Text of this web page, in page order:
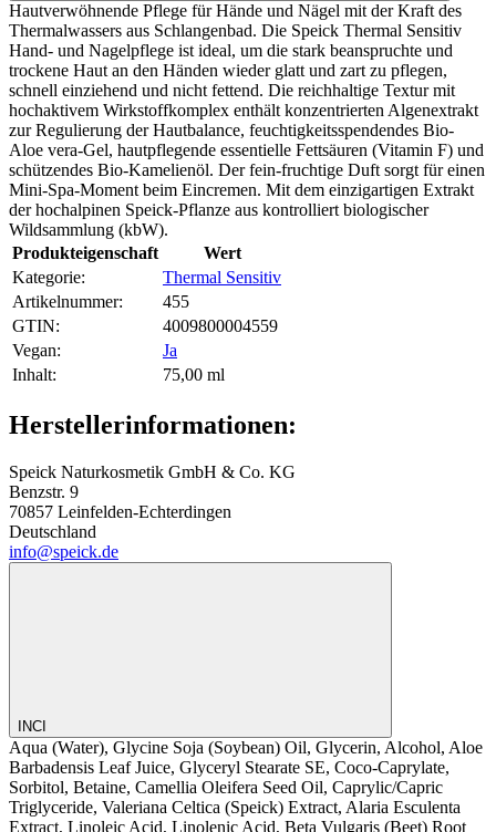
Hautverwöhnende Pflege für Hände und Nägel mit der Kraft des
Thermalwassers aus Schlangenbad. Die Speick Thermal Sensitiv
Hand- und Nagelpflege ist ideal, um die stark beanspruchte und
trockene Haut an den Händen wieder glatt und zart zu pflegen,
schnell einziehend und nicht fettend. Die reichhaltige Textur mit
hochaktivem Wirkstoffkomplex enthält konzentrierten Algenextrakt
zur Regulierung der Hautbalance, feuchtigkeitsspendendes Bio-
Aloe vera-Gel, hautpflegende essentielle Fettsäuren (Vitamin F) und
schützendes Bio-Kamelienöl. Der fein-fruchtige Duft sorgt für einen
Mini-Spa-Moment beim Eincremen. Mit dem einzigartigen Extrakt
der hochalpinen Speick-Pflanze aus kontrolliert biologischer
Wildsammlung (kbW).
Produkteigenschaft
Wert
Kategorie:
Thermal Sensitiv
Artikelnummer:
455
GTIN:
4009800004559
Vegan‍:
Ja
Inhalt‍:
75,00 ml
Herstellerinformationen:
Speick Naturkosmetik GmbH & Co. KG
Benzstr. 9
70857 Leinfelden-Echterdingen
Deutschland
info@speick.de
INCI
Aqua (Water), Glycine Soja (Soybean) Oil, Glycerin, Alcohol, Aloe
Barbadensis Leaf Juice, Glyceryl Stearate SE, Coco-Caprylate,
Sorbitol, Betaine, Camellia Oleifera Seed Oil, Caprylic/Capric
Triglyceride, Valeriana Celtica (Speick) Extract, Alaria Esculenta
Extract, Linoleic Acid, Linolenic Acid, Beta Vulgaris (Beet) Root